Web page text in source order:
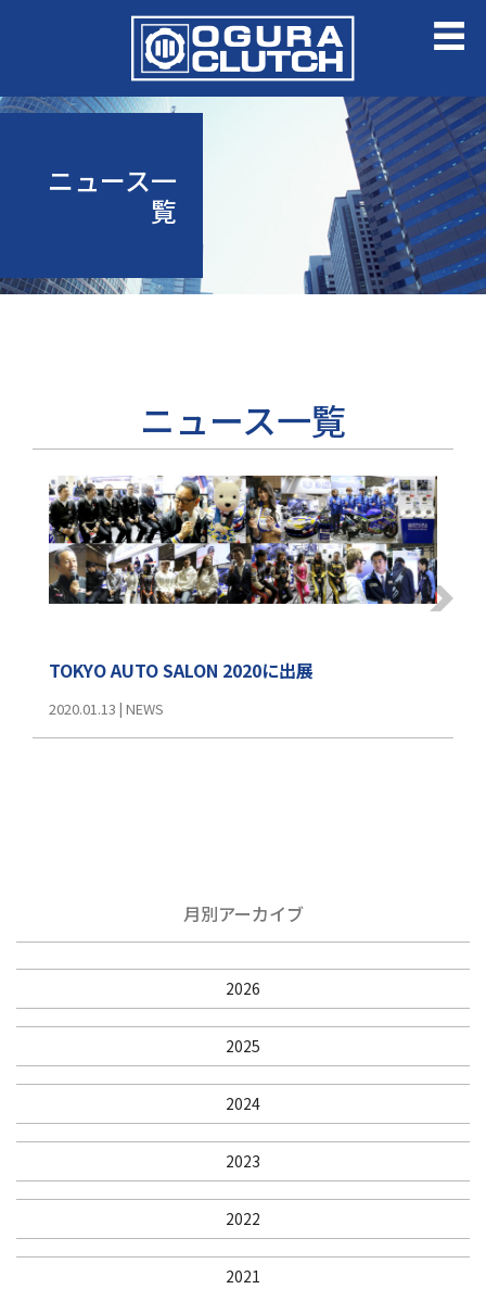
ニュース一
覧
ニュース一覧
TOKYO AUTO SALON 2020に出展
2020.01.13 | NEWS
月別アーカイブ
2026
2025
2024
2023
2022
2021